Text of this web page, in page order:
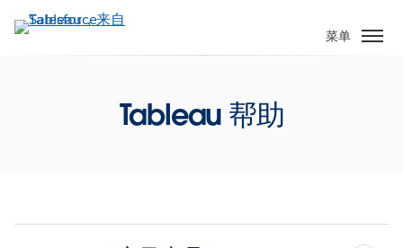
转
菜单
Tableau 帮助